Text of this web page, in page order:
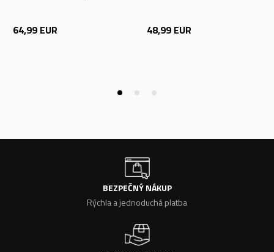
64,99 EUR 48,99 EUR
BEZPEČNÝ NÁKUP
Rýchla a jednoduchá platba